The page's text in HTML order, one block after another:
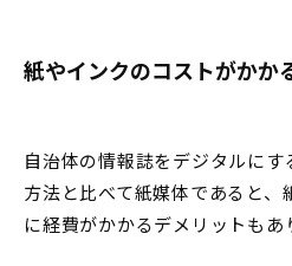
紙やインクのコストがかか
自治体の情報誌をデジタルに
方法と比べて紙媒体であると、
に経費がかかるデメリットもあ